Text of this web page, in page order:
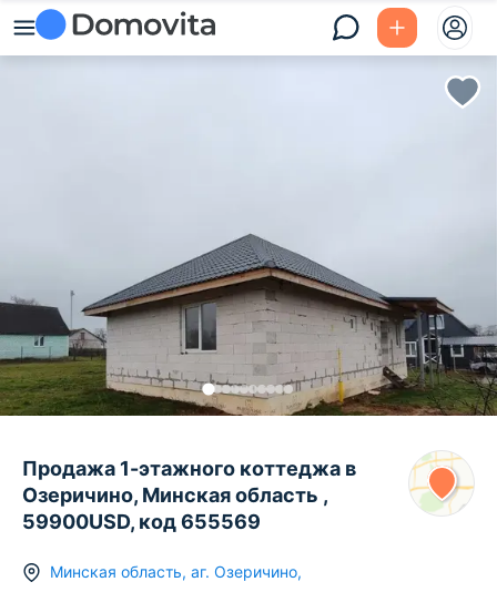
Продажа 1-этажного коттеджа в
Озеричино, Минская область ,
59900USD, код 655569
Минская область, аг. Озеричино,